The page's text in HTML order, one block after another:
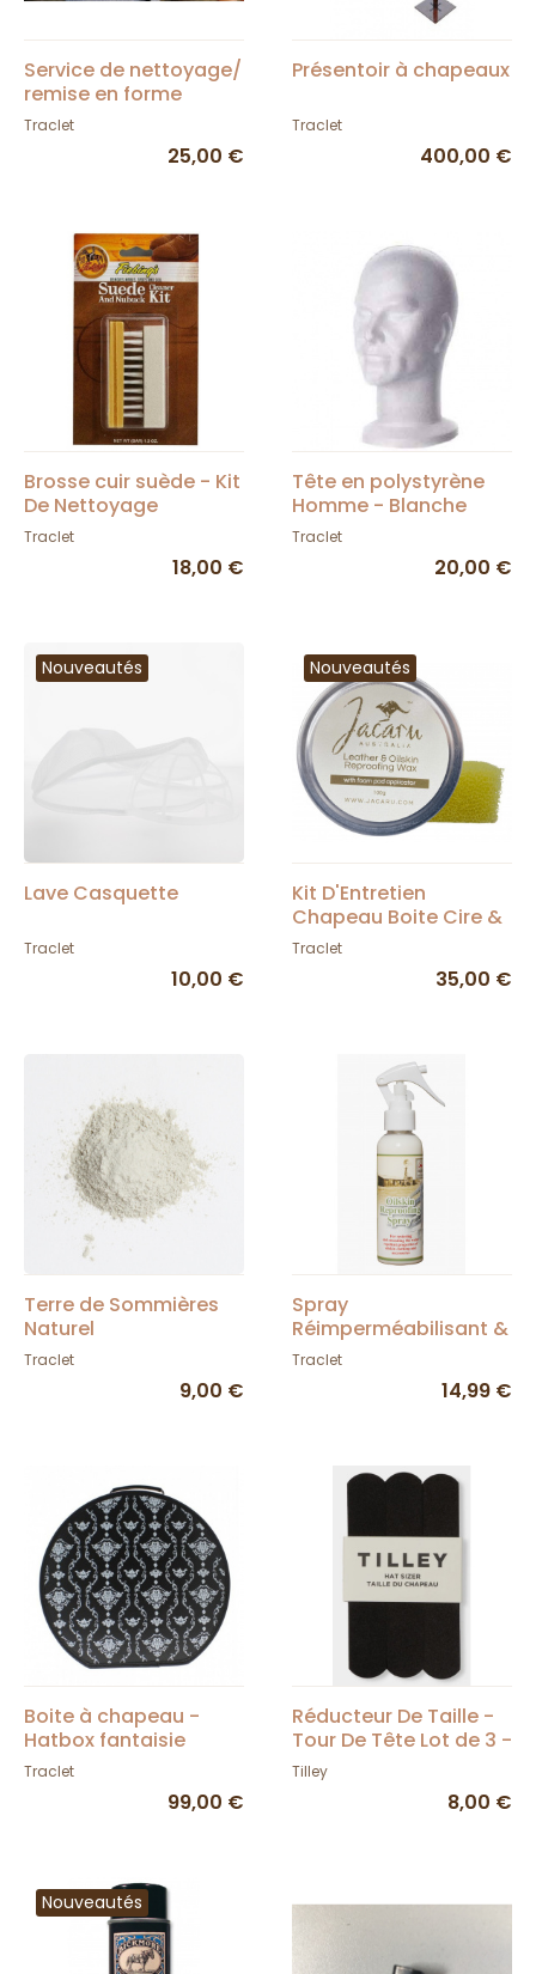
Service de nettoyage/
remise en forme
Traclet
25,00 €
Présentoir à chapeaux
Traclet
400,00 €
Brosse cuir suède - Kit
De Nettoyage
Traclet
18,00 €
Tête en polystyrène
Homme - Blanche
Traclet
20,00 €
Nouveautés
Lave Casquette
Traclet
10,00 €
Nouveautés
Kit D'Entretien
Chapeau Boite Cire &
Éponge - Jcaru
Traclet
35,00 €
Terre de Sommières
Naturel
Traclet
9,00 €
Spray
Réimperméabilisant &
Anti Tâche
Traclet
14,99 €
Boite à chapeau -
Hatbox fantaisie
Traclet
99,00 €
Réducteur De Taille -
Tour De Tête Lot de 3 -
Tilley
Tilley
8,00 €
Nouveautés